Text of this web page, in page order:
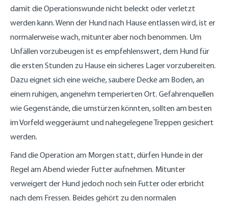
damit die Operationswunde nicht beleckt oder verletzt
werden kann. Wenn der Hund nach Hause entlassen wird, ist er
normalerweise wach, mitunter aber noch benommen. Um
Unfällen vorzubeugen ist es empfehlenswert, dem Hund für
die ersten Stunden zu Hause ein sicheres Lager vorzubereiten.
Dazu eignet sich eine weiche, saubere Decke am Boden, an
einem ruhigen, angenehm temperierten Ort. Gefahrenquellen
wie Gegenstände, die umstürzen könnten, sollten am besten
im Vorfeld weggeräumt und nahegelegene Treppen gesichert
werden.
Fand die Operation am Morgen statt, dürfen Hunde in der
Regel am Abend wieder Futter aufnehmen. Mitunter
verweigert der Hund jedoch noch sein Futter oder erbricht
nach dem Fressen. Beides gehört zu den normalen